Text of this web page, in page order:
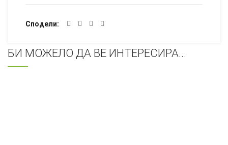
Сподели
БИ МОЖЕЛО ДА ВЕ ИНТЕРЕСИРА...